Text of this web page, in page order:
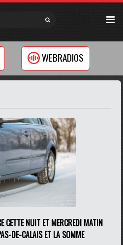
WEBRADIOS
CETTE NUIT ET MERCREDI MATIN
DE-CALAIS ET LA SOMME